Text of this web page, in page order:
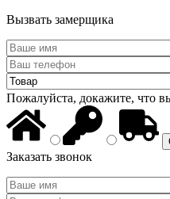
Вызвать замерщика
Пожалуйста, докажите, что
Заказать звонок